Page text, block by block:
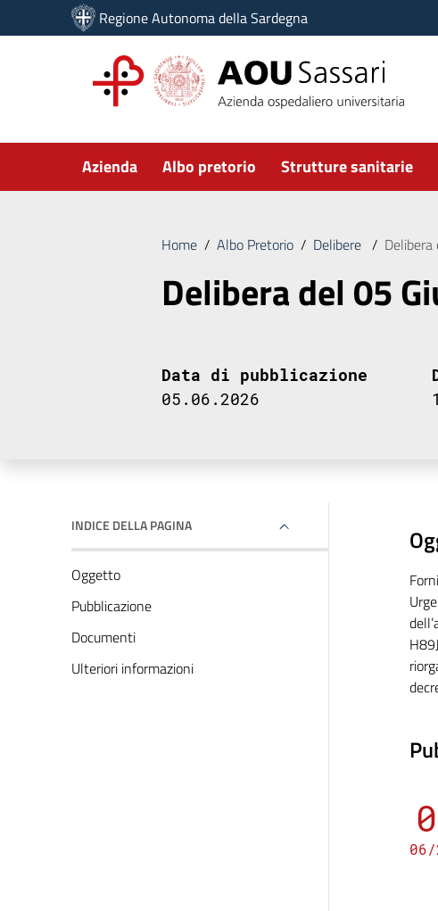
Vai ai contenuti
Vai al menu di navigazione
Vai al footer
Regione Autonoma della Sardegna
Submenu
Azienda Albo pretorio Strutture sanitarie
Home / Albo Pretorio / Delibere / Delibera
Delibera del 05
Data di pubblicazione
05.06.2026
INDICE DELLA PAGINA
Oggetto
Pubblicazione
Documenti
Ulteriori informazioni
06/